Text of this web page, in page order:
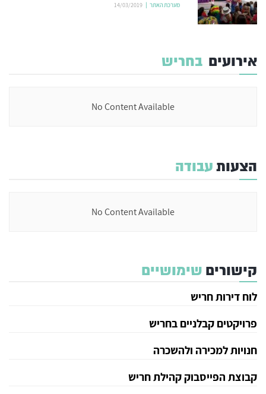
מערכת האתר 14/03/2019
אירועים בחריש
No Content Available
הצעותעבודה
No Content Available
קישורים שימושיים
לוח דירות חריש
פרויקטים קבלניים בחריש
חנויות למכירה ולהשכרה
קבוצת הפייסבוק קהילת חריש